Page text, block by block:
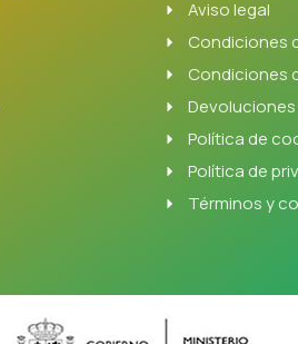
Aviso legal
Condiciones
Condiciones
Política de
Política de
Términos y